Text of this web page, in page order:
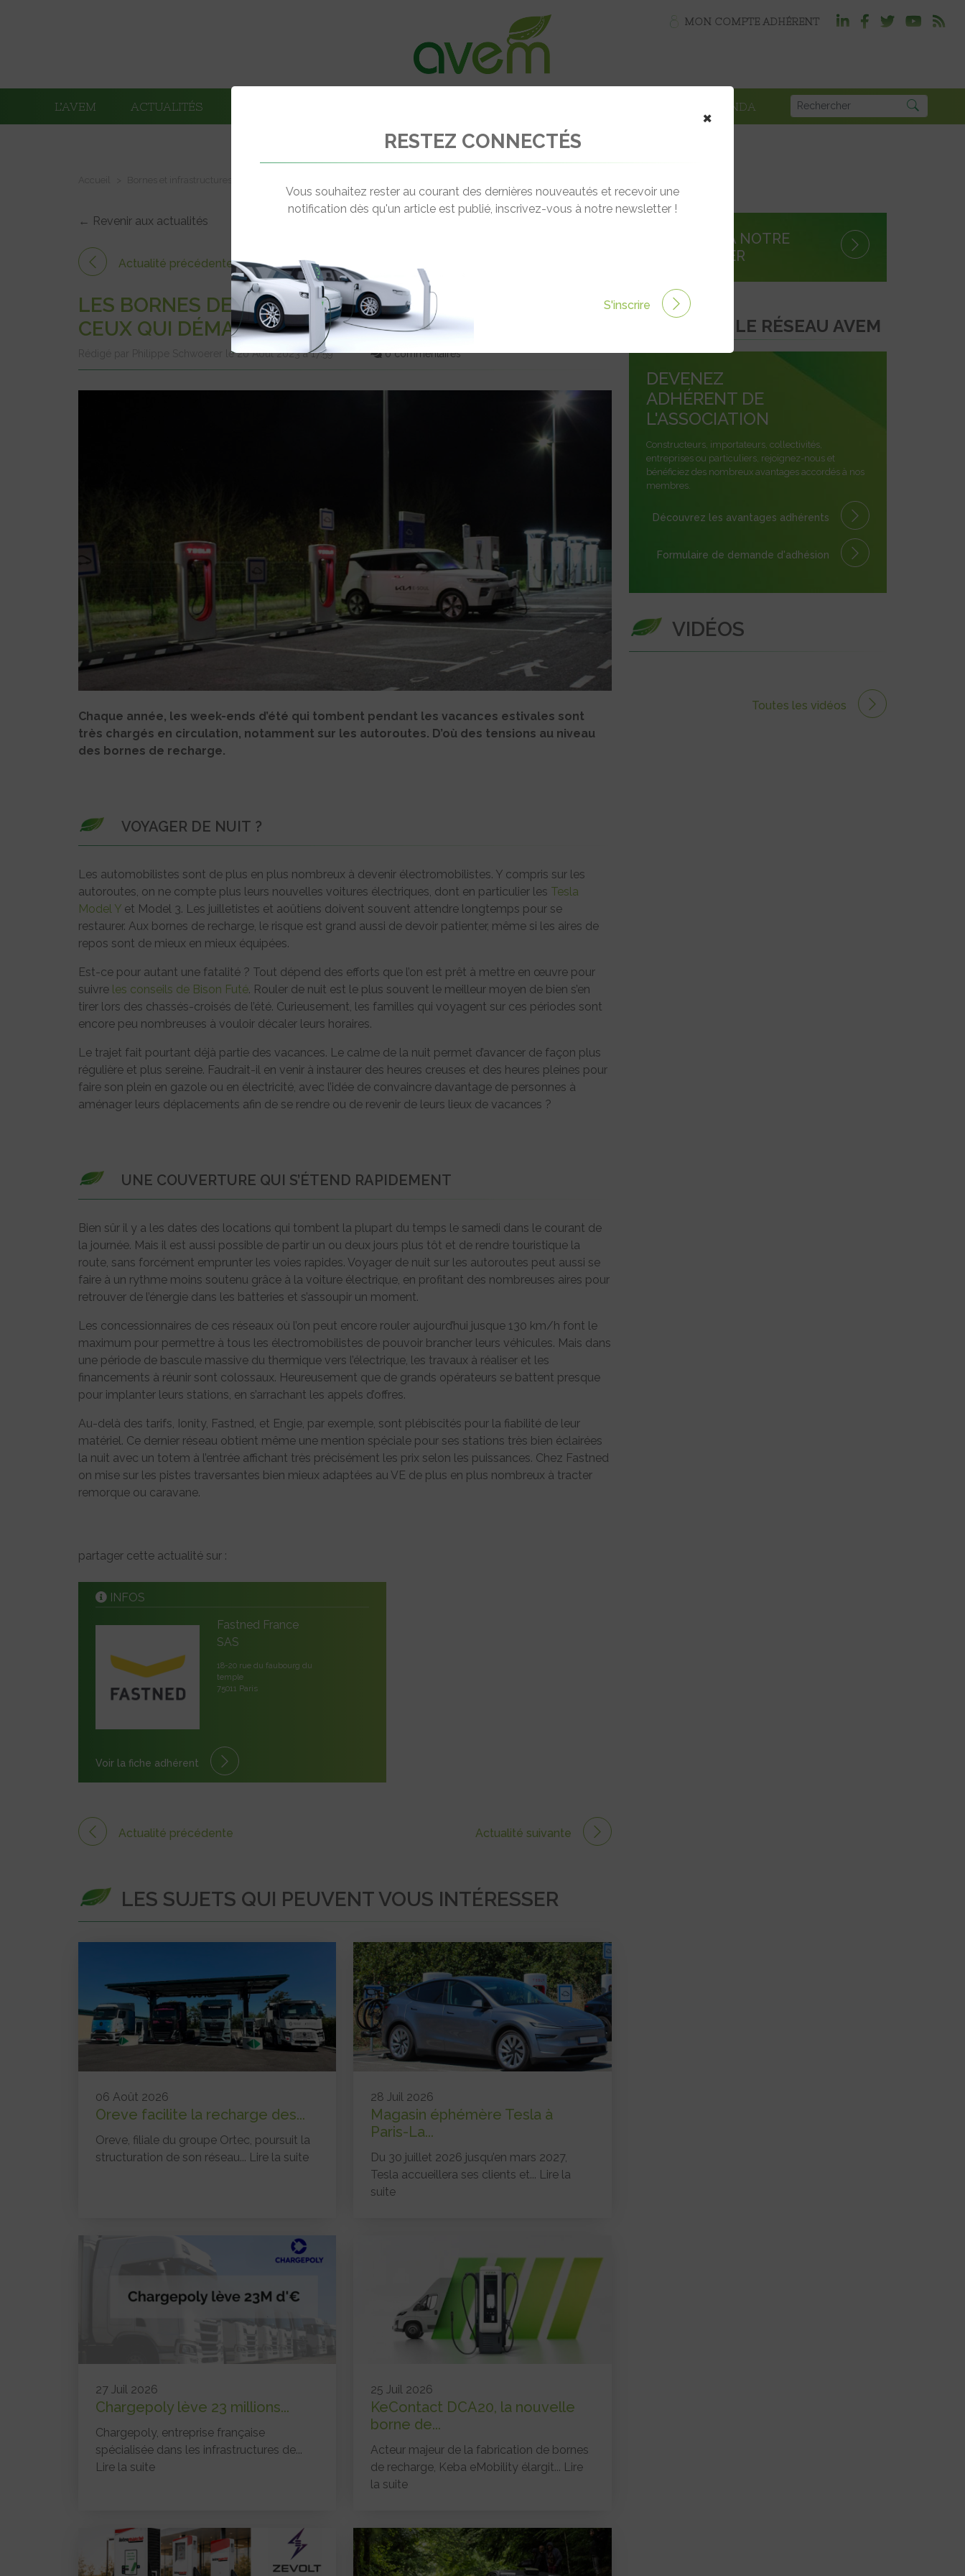
MON COMPTE ADHÉRENT
L’AVEM ACTUALITÉS AGENDA
← Revenir aux actualités
Actualité précédente
LES BORNES DE RECHARGE APPARTIENNENT L’ÉTÉ À
CEUX QUI DÉMARRENT TÔT
Rédigé par Philippe Schwoerer le 20 Août 2023 à 17:59 0 commentaires
Chaque année, les week-ends d’été qui tombent pendant les vacances estivales sont
très chargés en circulation, notamment sur les autoroutes. D’où des tensions au niveau
des bornes de recharge.
VOYAGER DE NUIT ?
Les automobilistes sont de plus en plus nombreux à devenir électromobilistes. Y compris sur les
autoroutes, on ne compte plus leurs nouvelles voitures électriques, dont en particulier les Tesla
Model Y et Model 3. Les juilletistes et aoûtiens doivent souvent attendre longtemps pour se
restaurer. Aux bornes de recharge, le risque est grand aussi de devoir patienter, même si les aires de
repos sont de mieux en mieux équipées.
Est-ce pour autant une fatalité ? Tout dépend des efforts que l’on est prêt à mettre en œuvre pour
suivre les conseils de Bison Futé. Rouler de nuit est le plus souvent le meilleur moyen de bien s’en
tirer lors des chassés-croisés de l’été. Curieusement, les familles qui voyagent sur ces périodes sont
encore peu nombreuses à vouloir décaler leurs horaires.
Le trajet fait pourtant déjà partie des vacances. Le calme de la nuit permet d’avancer de façon plus
régulière et plus sereine. Faudrait-il en venir à instaurer des heures creuses et des heures pleines pour
faire son plein en gazole ou en électricité, avec l’idée de convaincre davantage de personnes à
aménager leurs déplacements afin de se rendre ou de revenir de leurs lieux de vacances ?
UNE COUVERTURE QUI S’ÉTEND RAPIDEMENT
Bien sûr il y a les dates des locations qui tombent la plupart du temps le samedi dans le courant de
la journée. Mais il est aussi possible de partir un ou deux jours plus tôt et de rendre touristique la
route, sans forcément emprunter les voies rapides. Voyager de nuit sur les autoroutes peut aussi se
faire à un rythme moins soutenu grâce à la voiture électrique, en profitant des nombreuses aires pour
retrouver de l’énergie dans les batteries et s’assoupir un moment.
Les concessionnaires de ces réseaux où l’on peut encore rouler aujourd’hui jusque 130 km/h font le
maximum pour permettre à tous les électromobilistes de pouvoir brancher leurs véhicules. Mais dans
une période de bascule massive du thermique vers l’électrique, les travaux à réaliser et les
financements à réunir sont colossaux. Heureusement que de grands opérateurs se battent presque
pour implanter leurs stations, en s’arrachant les appels d’offres.
Au-delà des tarifs, Ionity, Fastned, et Engie, par exemple, sont plébiscités pour la fiabilité de leur
matériel. Ce dernier réseau obtient même une mention spéciale pour ses stations très bien éclairées
la nuit avec un totem à l’entrée affichant très précisément les prix selon les puissances. Chez Fastned
on mise sur les pistes traversantes bien mieux adaptées au VE de plus en plus nombreux à tracter
remorque ou caravane.
partager cette actualité sur :
INFOS
Fastned France
SAS
18-20 rue du faubourg du
temple
75011 Paris
Voir la fiche adhérent
Actualité précédente Actualité suivante
LES SUJETS QUI PEUVENT VOUS INTÉRESSER
06 Août 2026
Oreve facilite la recharge des...
Oreve, filiale du groupe Ortec, poursuit la
structuration de son réseau... Lire la suite
28 Juil 2026
Magasin éphémère Tesla à
Paris-La...
Du 30 juillet 2026 jusqu’en mars 2027,
Tesla accueillera ses clients et... Lire la
suite
27 Juil 2026
Chargepoly lève 23 millions...
Chargepoly, entreprise française
spécialisée dans les infrastructures de...
Lire la suite
25 Juil 2026
KeContact DCA20, la nouvelle
borne de...
Acteur majeur de la fabrication de bornes
de recharge, Keba eMobility élargit... Lire
la suite
S'INSCRIRE À NOTRE
NEWSLETTER
REJOINDRE LE RÉSEAU AVEM
DEVENEZ
ADHÉRENT DE
L'ASSOCIATION
Constructeurs, importateurs, collectivités,
entreprises ou particuliers, rejoignez-nous et
bénéficiez des nombreux avantages accordés à nos
membres.
Découvrez les avantages adhérents
Formulaire de demande d'adhésion
VIDÉOS
Toutes les vidéos
×
RESTEZ CONNECTÉS
Vous souhaitez rester au courant des dernières nouveautés et recevoir une
notification dès qu'un article est publié, inscrivez-vous à notre newsletter !
S'inscrire